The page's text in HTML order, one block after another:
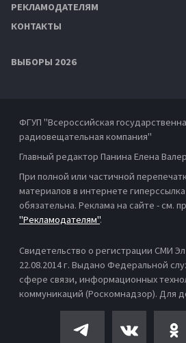
РЕКЛАМОДАТЕЛЯМ
КОНТАКТЫ
ВЫБОРЫ 2026
ФГУП "Всероссийская
радиовещательная компания"
Главный редактор Панина Елена
При полной или частичной
материалов в интернете гиперссылка
обязательна. Реклама на сайте - см.
"Рекламодателям".
Свидетельство о регистрации СМИ
22.08.2014 г. Выдано Федеральной
сфере связи, информационных
коммуникаций (Роскомнадзор). Для